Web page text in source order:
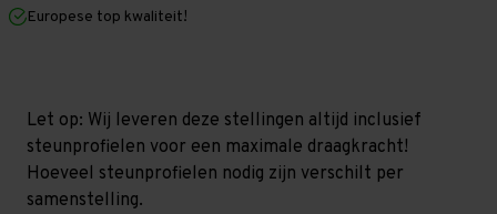
x
800
niveaus
(Liggers
1.200
mm)
GALVA
800
niveaus
(Liggers
1.200
mm)
GALVA
Europese top kwaliteit!
Let op: Wij leveren deze stellingen altijd inclusief
steunprofielen voor een maximale draagkracht!
Hoeveel steunprofielen nodig zijn verschilt per
samenstelling.